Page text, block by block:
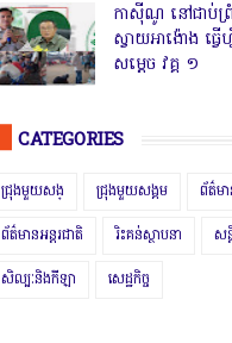
កាសុីណូ នៅជាប់ព្
ស្វាយអាង៉ោង ធ្វ
សម្ដេច វគ្គ ១
CATEGORIES
ជ្រុងមួយសង្ ជ្រុងមួយសង្គម ព័ត៌ម
ព័ត៌មានអន្តរជាតិ រិះគន់ស្ថាបនា ស
សិល្បៈនិងកីឡា សេដ្ឋកិច្ច